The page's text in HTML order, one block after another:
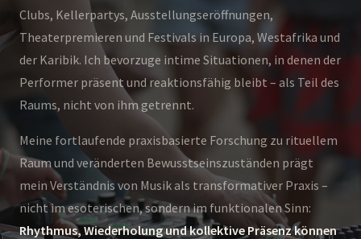
Clubs, Kellerpartys, Ausstellungseröffnungen,
Theaterpremieren und Festivals in Europa, Westafrika und
der Karibik. Ich bevorzuge intime Situationen, in denen der
Performer präsent und reaktionsfähig bleibt – als Teil des
Raums, nicht von ihm getrennt.
Meine fortlaufende praxisbasierte Forschung zu rituellem
Raum und veränderten Bewusstseinszuständen prägt
mein Verständnis von Musik als transformativer Praxis –
nicht im esoterischen, sondern im funktionalen Sinn:
Rhythmus, Wiederholung und kollektive Präsenz können